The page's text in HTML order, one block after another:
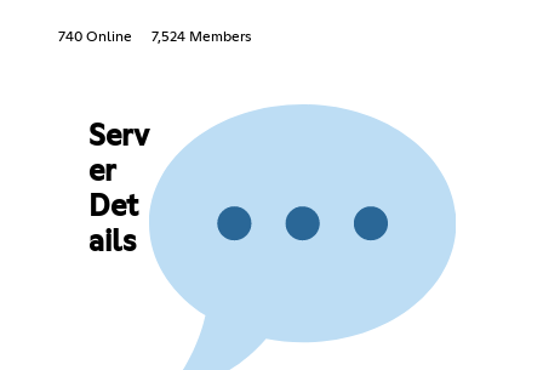
740 Online 7,524 Members
Serv
er
Det
ails